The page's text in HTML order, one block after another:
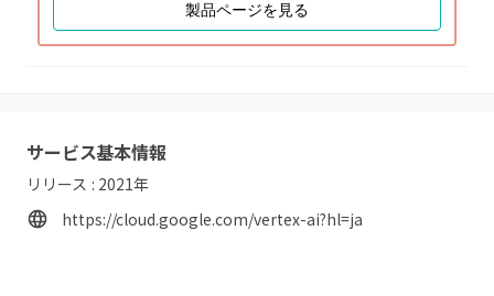
製品ページを見る
サービス基本情報
リリース : 2021年
https://cloud.google.com/vertex-ai?hl=ja